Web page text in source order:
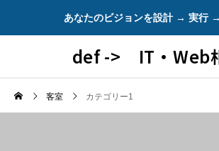
あなたのビジョンを設計 → 実行
def -> IT・Web
客室 カテゴリー1